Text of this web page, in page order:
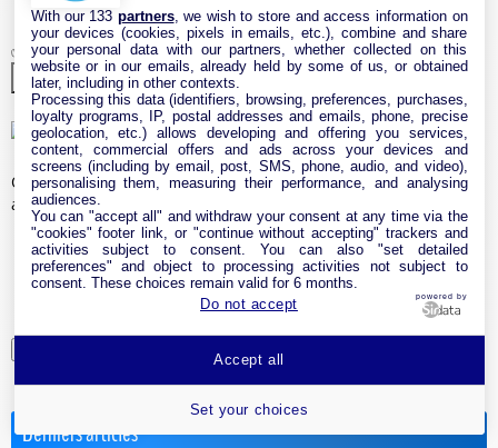
✅
Quel est le type de connexion internet que vous utilisez
actuellement ?
Fibre optique
ADSL/VDSL
4G/5G Box
Partager sur Facebook
Derniers articles
With our 133 partners, we wish to store and access information on
your devices (cookies, pixels in emails, etc.), combine and share
your personal data with our partners, whether collected on this
website or in our emails, already held by some of us, or obtained
later, including in other contexts.
Processing this data (identifiers, browsing, preferences, purchases,
loyalty programs, IP, postal addresses and emails, phone, precise
geolocation, etc.) allows developing and offering you services,
content, commercial offers and ads across your devices and
screens (including by email, post, SMS, phone, audio, and video),
personalising them, measuring their performance, and analysing
audiences.
You can "accept all" and withdraw your consent at any time via the
"cookies" footer link, or "continue without accepting" trackers and
activities subject to consent. You can also "set detailed
preferences" and object to processing activities not subject to
consent. These choices remain valid for 6 months.
Do not accept
powered by
Set your choices
Accept all